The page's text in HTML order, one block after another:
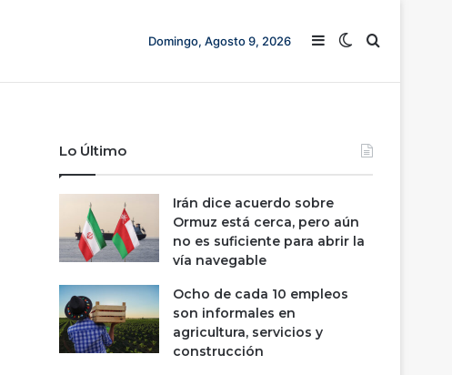
Domingo, Agosto 9, 2026 Barra lateral
Switch skin
Buscar
Lo Último
Irán dice acuerdo sobre
Ormuz está cerca, pero aún
no es suficiente para abrir la
vía navegable
Ocho de cada 10 empleos
son informales en
agricultura, servicios y
construcción